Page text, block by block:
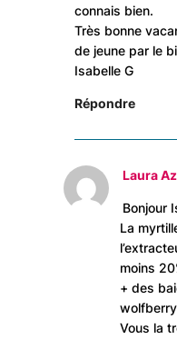
connais bien.
Très bonne
de jeune par le
Isabelle G
Répondre
Laura
Bonjour
La
moins
+ des
Vous la